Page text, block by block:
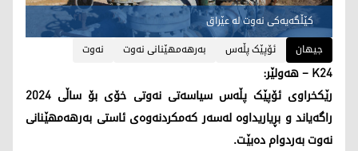
کێڵگەیەکی نەوت لە عێراق
جیهان
ئۆپێک پڵەس بەرهەمهێنانی نەوت نەوت
K24 – هەولێر:
رێکخراوی ئۆپێک پڵەس سیاسەتی نەوتی خۆی بۆ ساڵی 2024
راگەیاند و بڕیاریداوە لەسەر کەمکردنەوەی ئاستی بەرهەمهێنانی
نەوت بەردوام دەبێت.